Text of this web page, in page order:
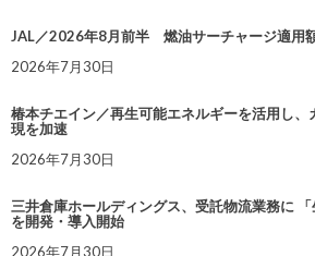
JAL／2026年8月前半 燃油サーチャージ適用
2026年7月30日
椿本チエイン／再生可能エネルギーを活用し、
現を加速
2026年7月30日
三井倉庫ホールディングス、受託物流業務に 「
を開発・導入開始
2026年7月30日